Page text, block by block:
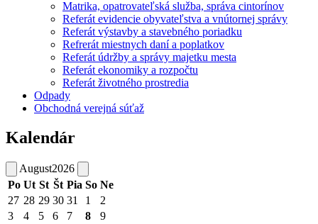
Matrika, opatrovateľská služba, správa cintorínov
Referát evidencie obyvateľstva a vnútornej správy
Referát výstavby a stavebného poriadku
Refrerát miestnych daní a poplatkov
Referát údržby a správy majetku mesta
Referát ekonomiky a rozpočtu
Referát životného prostredia
Odpady
Obchodná verejná súťaž
Kalendár
August2026
Po Ut St Št Pia So Ne
27 28 29 30 31 1
2
3
4 5 6 7 8
9